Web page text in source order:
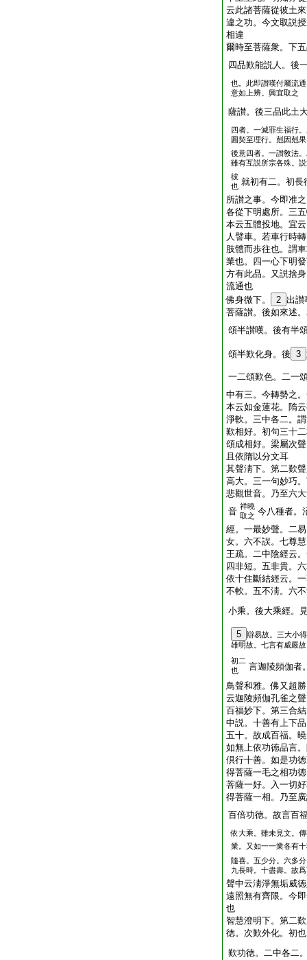
云此諸菩薩從彼土
違之功。今文取説
相違
爾時至菩薩衆。下
四品歎能説人。後
也。此即讃嘆付屬流
意如上辨。興宜取之
薩讃。後三品此土
四者。一滅罪生福行
圓契至理行。剋因剋
後意四者。一讃敎法
雖有互説所宗各殊。
彼
也 就初有二。初長
所讃之事。今即准
各從下明處所。三
本云五體投地。宜
人譬車。若車行時
肢體而歩往也。謂
業也。四一心下明
方有此品。又説捨
流通也
佛身微下。
2 出讃
菩薩讃。後如來述
頌半讃嘆。後有半
頌半歎化身。後 3
一二頌歎色。二一
中有三。今轉勢之
本云如金蓮花。隋
淨軟。三中各二。
歎相好。初句三十
頌成相好。梁屬次
且依隋以分文耳
其聲淸下。第二歎
高大。三一句妙巧
悲觀世音。乃至六
音 祥曉
取之 今八種者。
經。一最妙聲。二
女。六不誤。七尊
王疏。二中陰經云
四非短。五非貴。
依十住斷結經云。
不軟。五不淸。六
小乘。後大乘經。
5
辯易故。三大小
雄明故。七言有威嚴
初二
也
言迦陵頻伽者
鳥聲和雅。佛又超
云迦陵頻伽孔雀之聲
百福妙下。第三合
中説。十善有上下
五十。故成百福。
如無上依功徳品言
倶行十善。如是功
得菩薩一毛之相功
菩薩一好。入一切
得菩薩一相。乃至
百倍功徳。故言百
依大乘。雖未見文。
業。又如一一業各有
隨喜。五少分。六多
九長時。十盡壽。故
聲中云淸淨無垢威
遠照無有齊限。今
也
智慧澄明下。第二
徳。次歎外化。初
歎功徳。二中各二